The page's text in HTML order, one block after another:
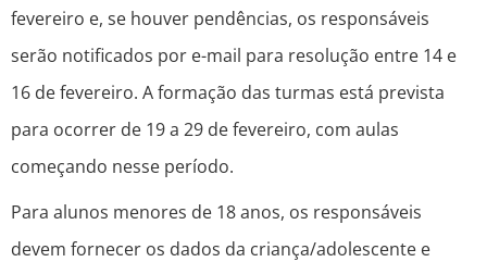
fevereiro e, se houver pendências, os responsáveis
serão notificados por e-mail para resolução entre 14 e
16 de fevereiro. A formação das turmas está prevista
para ocorrer de 19 a 29 de fevereiro, com aulas
começando nesse período.
Para alunos menores de 18 anos, os responsáveis
devem fornecer os dados da criança/adolescente e